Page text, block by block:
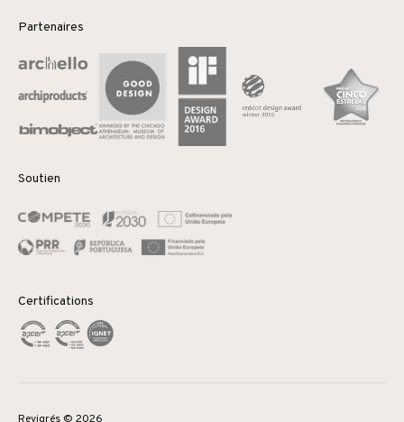
Partenaires
Soutien
Certifications